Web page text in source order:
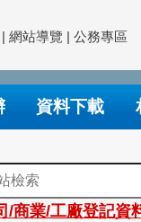
| 網站導覽 | 公務專區
資料下載
/商業/工廠登記資